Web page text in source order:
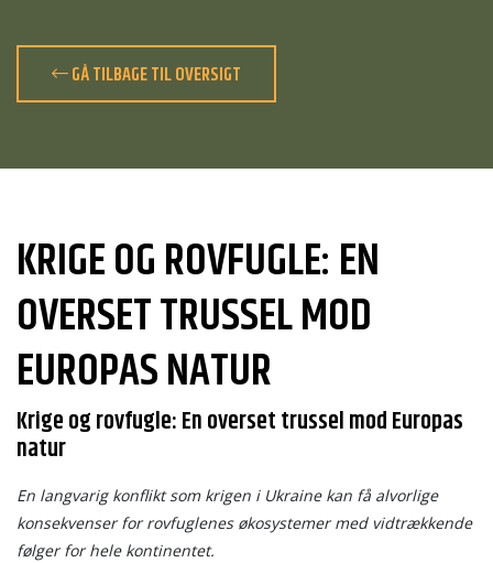
GÅ TILBAGE TIL OVERSIGT
KRIGE OG ROVFUGLE: EN
OVERSET TRUSSEL MOD
EUROPAS NATUR
Krige og rovfugle: En overset trussel mod Europas
natur
En langvarig konflikt som krigen i Ukraine kan få alvorlige
konsekvenser for rovfuglenes økosystemer med vidtrækkende
følger for hele kontinentet.